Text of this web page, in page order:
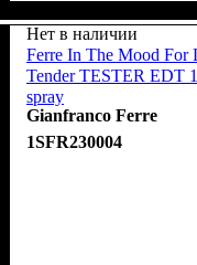
Нет в наличии
Ferre In The Mood For
Tender TESTER EDT
spray
Gianfranco Ferre
1SFR230004